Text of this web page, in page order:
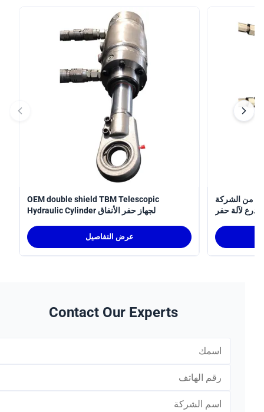
OEM double shield TBM Telescopic
Hydraulic Cylinder لجهاز حفر الأنفاق
عرض التفاصيل
الشركة
لآلة حفر
Contact Our Experts